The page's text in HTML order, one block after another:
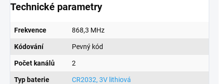
Technické parametry
Frekvence 868,3 MHz
Kódování Pevný kód
Počet kanálů 2
Typ baterie CR2032, 3V lithiová